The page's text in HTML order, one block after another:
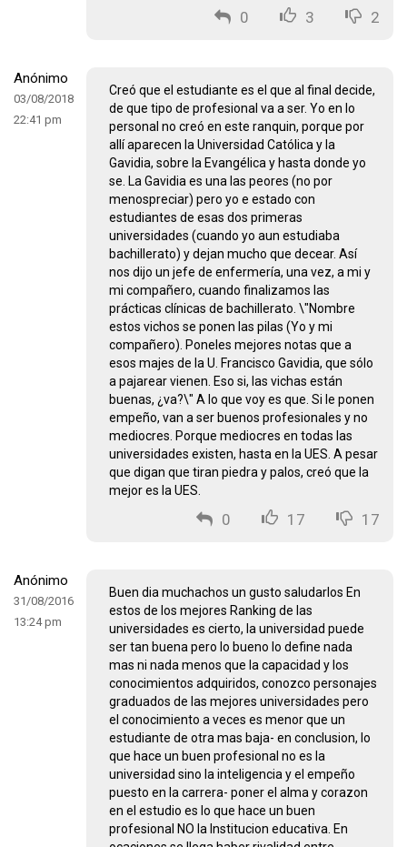
0 3 2
Anónimo
03/08/2018
22:41 pm
Creó que el estudiante es el que al final decide,
de que tipo de profesional va a ser. Yo en lo
personal no creó en este ranquin, porque por
allí aparecen la Universidad Católica y la
Gavidia, sobre la Evangélica y hasta donde yo
se. La Gavidia es una las peores (no por
menospreciar) pero yo e estado con
estudiantes de esas dos primeras
universidades (cuando yo aun estudiaba
bachillerato) y dejan mucho que decear. Así
nos dijo un jefe de enfermería, una vez, a mi y
mi compañero, cuando finalizamos las
prácticas clínicas de bachillerato. \"Nombre
estos vichos se ponen las pilas (Yo y mi
compañero). Poneles mejores notas que a
esos majes de la U. Francisco Gavidia, que sólo
a pajarear vienen. Eso si, las vichas están
buenas, ¿va?\" A lo que voy es que. Si le ponen
empeño, van a ser buenos profesionales y no
mediocres. Porque mediocres en todas las
universidades existen, hasta en la UES. A pesar
que digan que tiran piedra y palos, creó que la
mejor es la UES.
0 17 17
Anónimo
31/08/2016
13:24 pm
Buen dia muchachos un gusto saludarlos En
estos de los mejores Ranking de las
universidades es cierto, la universidad puede
ser tan buena pero lo bueno lo define nada
mas ni nada menos que la capacidad y los
conocimientos adquiridos, conozco personajes
graduados de las mejores universidades pero
el conocimiento a veces es menor que un
estudiante de otra mas baja- en conclusion, lo
que hace un buen profesional no es la
universidad sino la inteligencia y el empeño
puesto en la carrera- poner el alma y corazon
en el estudio es lo que hace un buen
profesional NO la Institucion educativa. En